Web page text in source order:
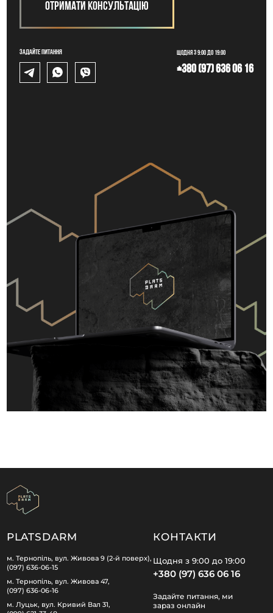
Отримати консультацію
Задайте питання Щодня з 9:00 до 19:00
+380 (97) 636 06 16
PLATSDARM
м. Тернопіль, вул. Живова 9 (2-й поверх),
(097) 636-06-15
м. Тернопіль, вул. Живова 47,
(097) 636-06-16
м. Луцьк, вул. Кривий Вал 31,
КОНТАКТИ
Щодня з 9:00 до 19:00
+380 (97) 636 06 16
Задайте питання, ми
зараз онлайн